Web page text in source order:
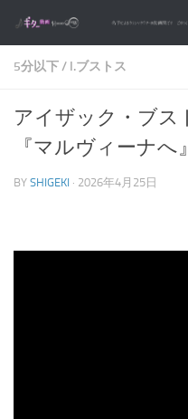
コンテンツへスキップ
5分以下/ I.ブストス
アイザック・ブス
『マルヴィーナへ』
BY SHIGEKI · 2026年4月25日